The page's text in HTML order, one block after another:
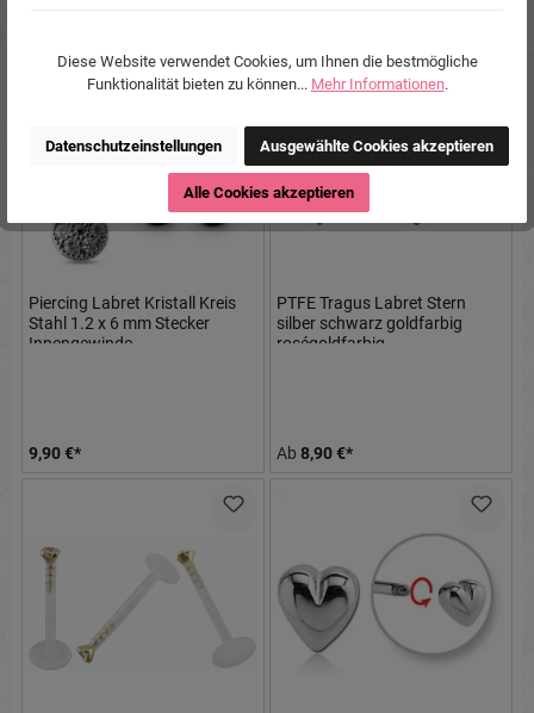
Piercing Labret Kristall Kreis
Stahl 1.2 x 6 mm Stecker
Innengewinde
9,90 €*
PTFE Tragus Labret Stern
silber schwarz goldfarbig
roségoldfarbig
Ab 8,90 €*
Diese Website verwendet Cookies, um Ihnen die bestmögliche
Funktionalität bieten zu können... Mehr Informationen.
Datenschutzeinstellungen Ausgewählte Cookies akzeptieren
Alle Cookies akzeptieren